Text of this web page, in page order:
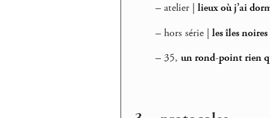
– atelier | lieux où j’ai
– hors série | les îles noires
– 35, un rond-point rien